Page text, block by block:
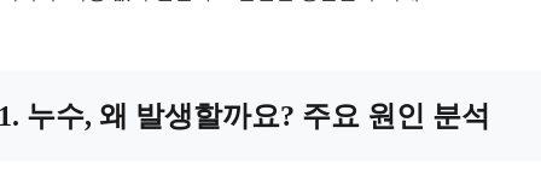
누수, 왜 발생할까요? 주요 원인 분석